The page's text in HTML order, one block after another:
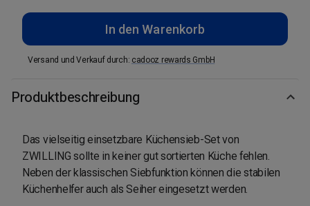
In den Warenkorb
Versand und Verkauf durch: cadooz rewards GmbH
Produktbeschreibung
Das vielseitig einsetzbare Küchensieb-Set von
ZWILLING sollte in keiner gut sortierten Küche fehlen.
Neben der klassischen Siebfunktion können die stabilen
Küchenhelfer auch als Seiher eingesetzt werden.